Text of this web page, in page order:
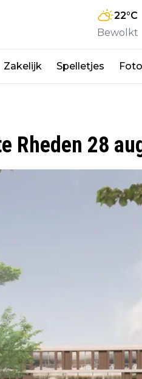
22°C
Bewolkt
Zakelijk Spelletjes
Rheden 28